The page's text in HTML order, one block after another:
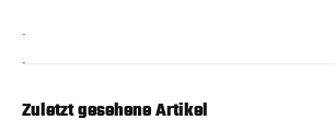
Zuletzt gesehene Artikel